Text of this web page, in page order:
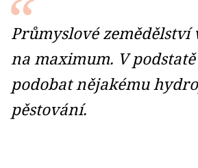
Průmyslové zemědělství
na maximum. V
podobat nějakému
pěstování.